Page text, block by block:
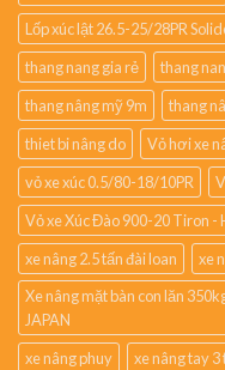
Lốp xúc lật 26.5-25/28PR
thang nang gia rẻ
thang
thang nâng mỹ 9m
thang
thiet bi nâng do
Vỏ hơi xe
vỏ xe xúc 0.5/80-18/10PR
Vỏ xe Xúc Đào 900-20 Tiron -
xe nâng 2.5 tấn đài loan
xe
Xe nâng mặt bàn con lăn
JAPAN
xe nâng phuy
xe nâng tay 3